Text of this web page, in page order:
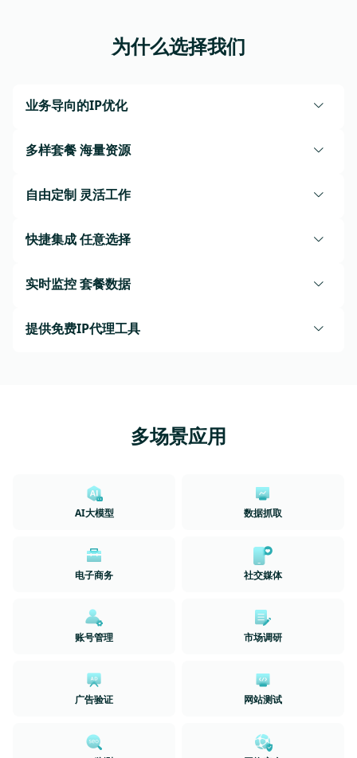
为什么选择我们
业务导向的IP优化
多样套餐 海量资源
自由定制 灵活工作
快捷集成 任意选择
实时监控 套餐数据
提供免费IP代理工具
多场景应用
AI大模型 数据抓取
电子商务 社交媒体
账号管理 市场调研
广告验证 网站测试